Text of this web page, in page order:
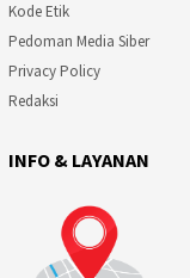
Kode Etik
Pedoman Media Siber
Privacy Policy
Redaksi
INFO & LAYANAN